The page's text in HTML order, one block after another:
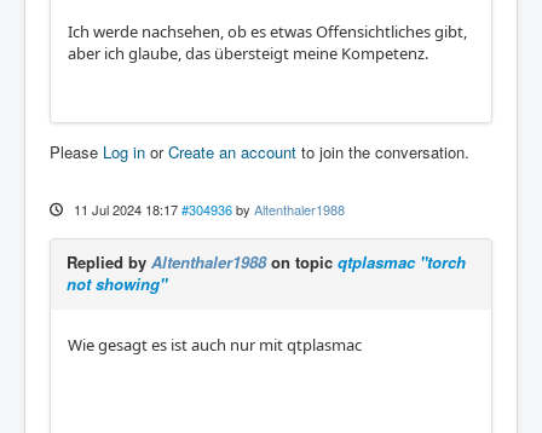
Ich werde nachsehen, ob es etwas Offensichtliches gibt,
aber ich glaube, das übersteigt meine Kompetenz.
Please Log in orCreate an account to join the conversation.
11 Jul 2024 18:17 #304936 by Altenthaler1988
Replied by Altenthaler1988on topic qtplasmac "torch
not showing"
Wie gesagt es ist auch nur mit qtplasmac